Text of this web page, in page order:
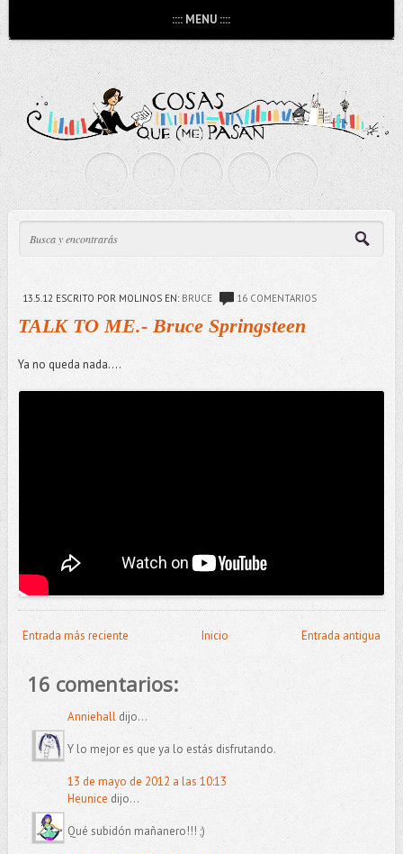
:::: MENU ::::
13.5.12 ESCRITO POR MOLINOS EN: BRUCE 16 COMENTARIOS
TALK TO ME.- Bruce Springsteen
Ya no queda nada....
Entrada más reciente Entrada antigua
Inicio
16 comentarios:
Anniehalldijo...
Y lo mejor es que ya lo estás disfrutando.
13 de mayo de 2012 a las 10:13
Heunice dijo...
Qué subidón mañanero!!! ;)